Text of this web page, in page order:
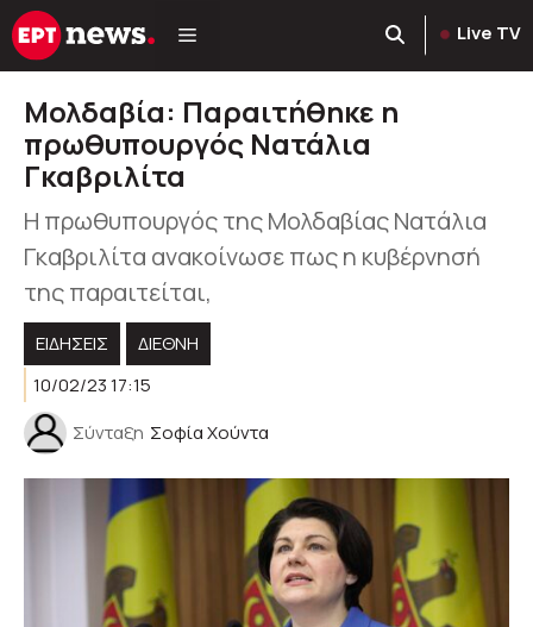
Μετάβαση
σε
Live TV
Μολδαβία: Παραιτήθηκε η
πρωθυπουργός Νατάλια
Γκαβριλίτα
Η πρωθυπουργός της Μολδαβίας Νατάλια
Γκαβριλίτα ανακοίνωσε πως η κυβέρνησή
της παραιτείται,
ΕΙΔΗΣΕΙΣ
ΔΙΕΘΝΗ
10/02/23 17:15
Σύνταξη Σοφία Χούντα